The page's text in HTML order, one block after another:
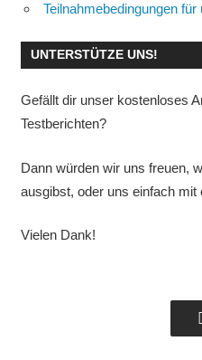
Teilnahmebedingungen
UNTERSTÜTZE UNS!
Gefällt dir unser kostenloses
Testberichten?
Dann würden wir uns freuen,
ausgibst, oder uns einfach mit
Vielen Dank!